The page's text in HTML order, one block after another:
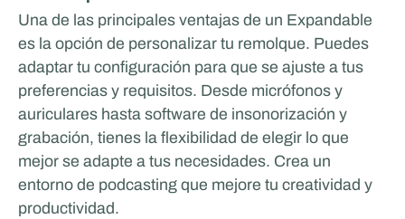
Una de las principales ventajas de un Expandable
es la opción de personalizar tu remolque. Puedes
adaptar tu configuración para que se ajuste a tus
preferencias y requisitos. Desde micrófonos y
auriculares hasta software de insonorización y
grabación, tienes la flexibilidad de elegir lo que
mejor se adapte a tus necesidades. Crea un
entorno de podcasting que mejore tu creatividad y
productividad.